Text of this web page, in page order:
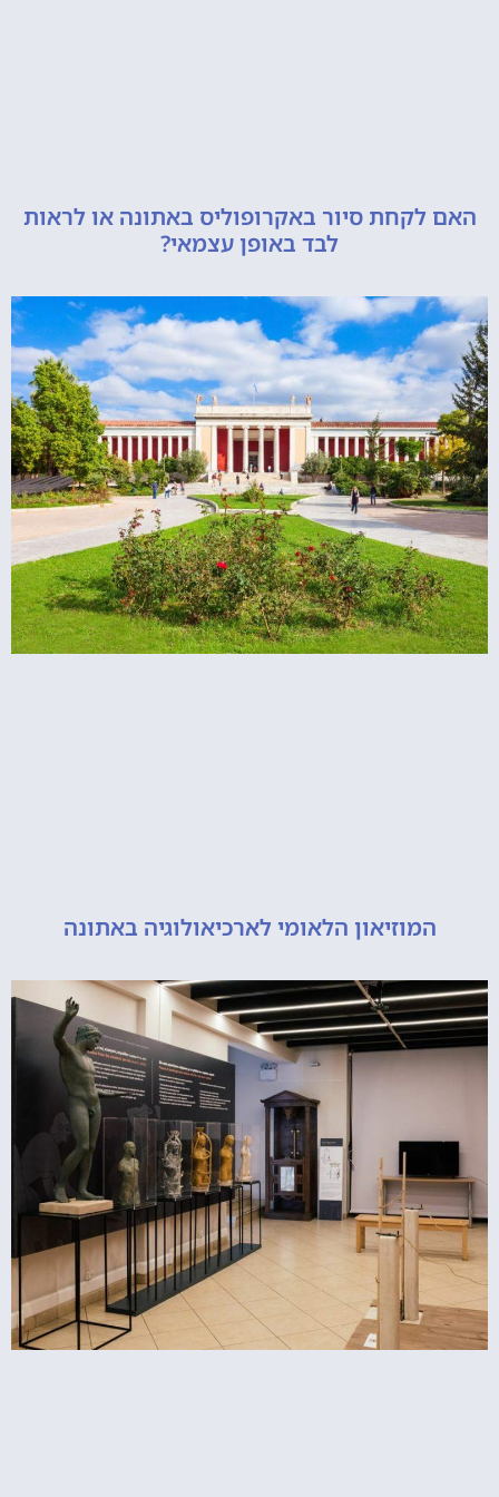
סיור באקרופוליס באתונה או לראות
לבד באופן עצמאי?
הלאומי לארכיאולוגיה באתונה